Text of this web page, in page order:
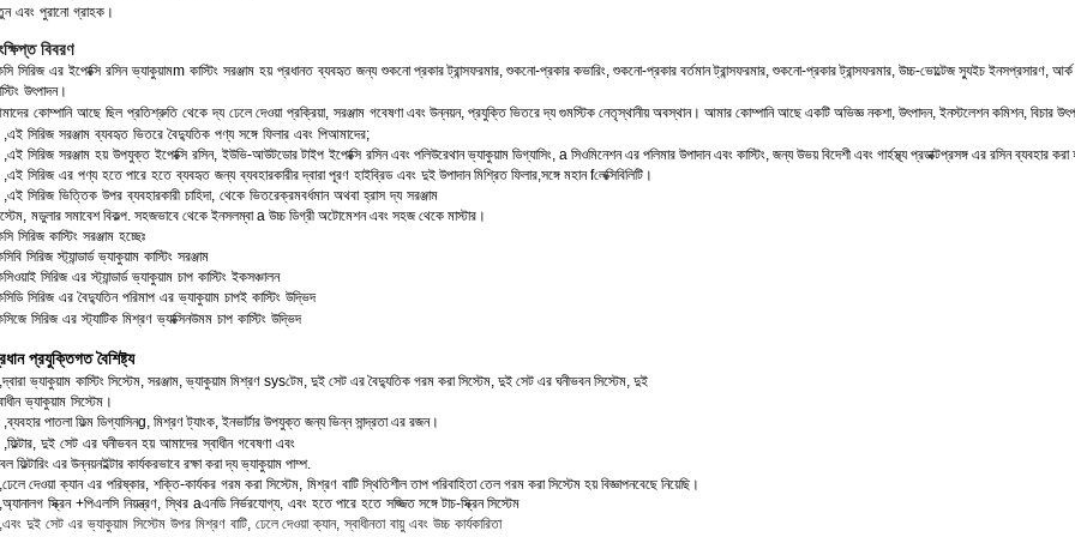
এবং পুরানো গ্রাহক।
বিবরণ
সিরিজ এর ইপোক্সি রসিন ভ্যাকুয়ামm কাস্টিং সরঞ্জাম হয় প্রধানত ব্যবহৃত জন্য শুকনো প্রকার ট্রান্সফরমার, শুকনো-প্রকার কভারিং, শুকনো-প্রকার বর্তমান ট্রান্সফরমার, শুকনো-প্রকার ট্রান্সফরমার, উচ্চ-ভোল্টেজ স্যুইচ ইনসপ্রসারণ, আর্ক
উৎপাদন।
কোম্পানি আছে ছিল প্রতিশ্রুতি থেকে দ্য ঢেলে দেওয়া প্রক্রিয়া, সরঞ্জাম গবেষণা এবং উন্নয়ন, প্রযুক্তি ভিতরে দ্য গুমস্টিক নেতৃস্থানীয় অবস্থান। আমার কোম্পানি আছে একটি অভিজ্ঞ নকশা, উৎপাদন, ইনস্টলেশন কমিশন, বিচার
,এই সিরিজ সরঞ্জাম ব্যবহৃত ভিতরে বৈদ্যুতিক পণ্য সঙ্গে ফিলার এবং পিআমাদের;
,এই সিরিজ সরঞ্জাম হয় উপযুক্ত ইপোক্সি রসিন, ইউভি-আউটডোর টাইপ ইপোক্সি রসিন এবং পলিউরেথান ভ্যাকুয়াম ডিগ্যাসিং, a সিওমিনেশন এর পলিমার উপাদান এবং কাস্টিং, জন্য উভয় বিদেশী এবং গার্হস্থ্য প্রডাক্টপ্রসঙ্গ এর রসিন ব্যবহার
,এই সিরিজ এর পণ্য হতে পারে হতে ব্যবহৃত জন্য ব্যবহারকারীর দ্বারা পূরণ হাইব্রিড এবং দুই উপাদান মিশ্রিত ফিলার,সঙ্গে মহান fলেক্সিবিলিটি।
,এই সিরিজ ভিত্তিক উপর ব্যবহারকারী চাহিদা, থেকে ভিতরেক্রমবর্ধমান অথবা হ্রাস দ্য সরঞ্জাম
, মডুলার সমাবেশ বিকল্প. সহজভাবে থেকে ইনসলম্বা a উচ্চ ডিগ্রী অটোমেশন এবং সহজ থেকে মাস্টার।
সিরিজ কাস্টিং সরঞ্জাম হচ্ছেঃ
সিরিজ স্ট্যান্ডার্ড ভ্যাকুয়াম কাস্টিং সরঞ্জাম
সিরিজ এর স্ট্যান্ডার্ড ভ্যাকুয়াম চাপ কাস্টিং ইকসঞ্চালন
সিরিজ এর বৈদ্যুতিন পরিমাপ এর ভ্যাকুয়াম চাপই কাস্টিং উদ্ভিদ
সিরিজ এর স্ট্যাটিক মিশ্রণ ভ্যাক্সিনউমম চাপ কাস্টিং উদ্ভিদ
প্রযুক্তিগত বৈশিষ্ট্য
,দ্বারা ভ্যাকুয়াম কাস্টিং সিস্টেম, সরঞ্জাম, ভ্যাকুয়াম মিশ্রণ sysটেম, দুই সেট এর বৈদ্যুতিক গরম করা সিস্টেম, দুই সেট এর ঘনীভবন সিস্টেম, দুই
ভ্যাকুয়াম সিস্টেম।
,ব্যবহার পাতলা ফিল্ম ডিগ্যাসিনg, মিশ্রণ ট্যাংক, ইনভার্টার উপযুক্ত জন্য ভিন্ন সান্দ্রতা এর রজন।
,ফিল্টার, দুই সেট এর ঘনীভবন হয় আমাদের স্বাধীন গবেষণা এবং
ফিল্টারিং এর উন্নয়নইল্টার কার্যকরভাবে রক্ষা করা দ্য ভ্যাকুয়াম পাম্প.
,ঢেলে দেওয়া ক্যান এর পরিষ্কার, শক্তি-কার্যকর গরম করা সিস্টেম, মিশ্রণ বাটি স্থিতিশীল তাপ পরিবাহিতা তেল গরম করা সিস্টেম হয় বিজ্ঞাপনবেছে নিয়েছি।
,অ্যানালগ স্ক্রিন +পিএলসি নিয়ন্ত্রণ, স্থির aএনডি নির্ভরযোগ্য, এবং হতে পারে হতে সজ্জিত সঙ্গে টাচ-স্ক্রিন সিস্টেম
,এবং দুই সেট এর ভ্যাকুয়াম সিস্টেম উপর মিশ্রণ বাটি, ঢেলে দেওয়া ক্যান, স্বাধীনতা বায়ু এবং উচ্চ কার্যকারিতা